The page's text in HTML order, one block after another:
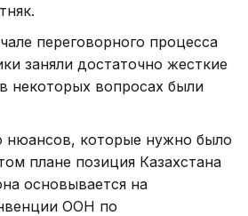
переговорного процесса
заняли достаточно жесткие
некоторых вопросах были
нюансов, которые нужно было
плане позиция Казахстана
основывается на
ООН по